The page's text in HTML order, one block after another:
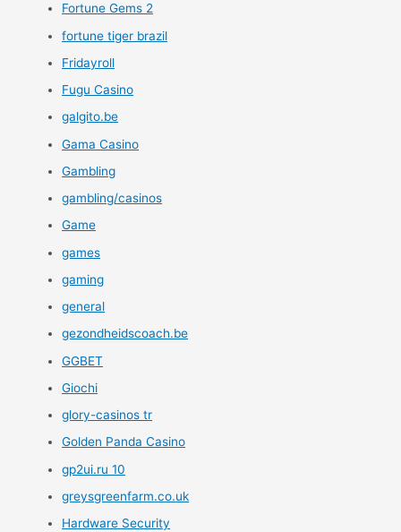
Fortune Gems 2
fortune tiger brazil
Fridayroll
Fugu Casino
galgito.be
Gama Casino
Gambling
gambling/casinos
Game
games
gaming
general
gezondheidscoach.be
GGBET
Giochi
glory-casinos tr
Golden Panda Casino
gp2ui.ru 10
greysgreenfarm.co.uk
Hardware Security